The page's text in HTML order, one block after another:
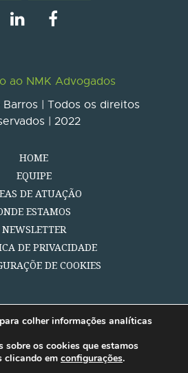
ao NMK Advogados
Barros | Todos os direitos
| 2022
HOME
EQUIPE
DE ATUAÇÃO
ESTAMOS
NEWSLETTER
DE PRIVACIDADE
DE COOKIES
colher informações analíticas
sobre os cookies que estamos
clicando em configurações.